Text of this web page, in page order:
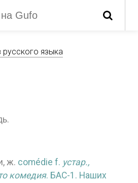
русского языка
ж. comédie f. устар.,
комедия. БАС-1. Наших